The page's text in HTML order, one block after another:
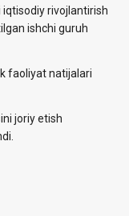
iqtisodiy rivojlantirish
ishchi guruh
faoliyat natijalari
joriy etish